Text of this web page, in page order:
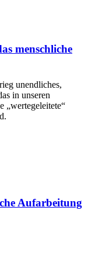
menschliche
unendliches,
in unseren
„wertegeleitete“
Aufarbeitung